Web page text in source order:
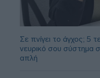
Σε πνίγει το άγχος; 5
νευρικό σου σύστημα
απλή